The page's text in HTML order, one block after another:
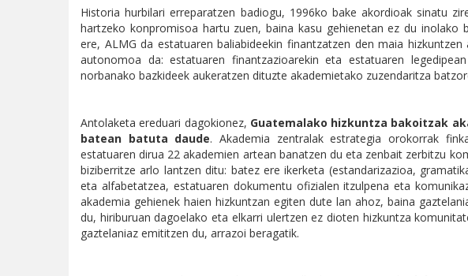
Historia hurbilari erreparatzen badiogu, 1996ko bake akordioak sinatu
hartzeko konpromisoa hartu zuen, baina kasu gehienetan ez du inolako
ere, ALMG da estatuaren baliabideekin finantzatzen den maia
autonomoa da: estatuaren finantzazioarekin eta estatuaren
norbanako bazkideek aukeratzen dituzte akademietako zuzendaritza
Antolaketa ereduari dagokionez, Guatemalako hizkuntza bakoitzak
batean batuta daude. Akademia zentralak estrategia orokorrak
estatuaren dirua 22 akademien artean banatzen du eta zenbait zerbitzu
biziberritze arlo lantzen ditu: batez ere ikerketa (estandarizazioa,
eta alfabetatzea, estatuaren dokumentu ofizialen itzulpena eta
akademia gehienek haien hizkuntzan egiten dute lan ahoz, baina
du, hiriburuan dagoelako eta elkarri ulertzen ez dioten hizkuntza
gaztelaniaz emititzen du, arrazoi beragatik.